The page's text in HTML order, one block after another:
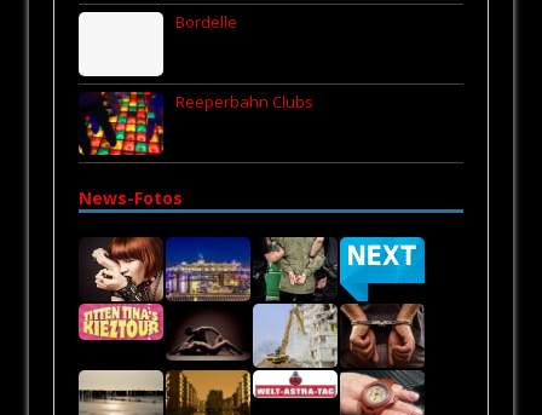
Bordelle
Reeperbahn Clubs
News-Fotos